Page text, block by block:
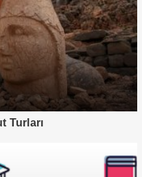
Turları